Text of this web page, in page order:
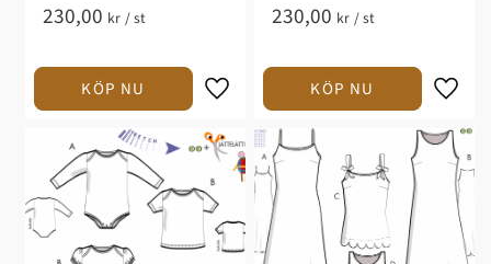
230,00 kr /st 230,00 kr /st